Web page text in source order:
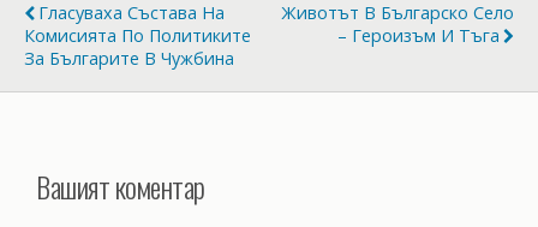
Гласуваха Състава На
Комисията По Политиките
За Българите В Чужбина
Животът В Българско Село
– Героизъм И Тъга
Вашият коментар